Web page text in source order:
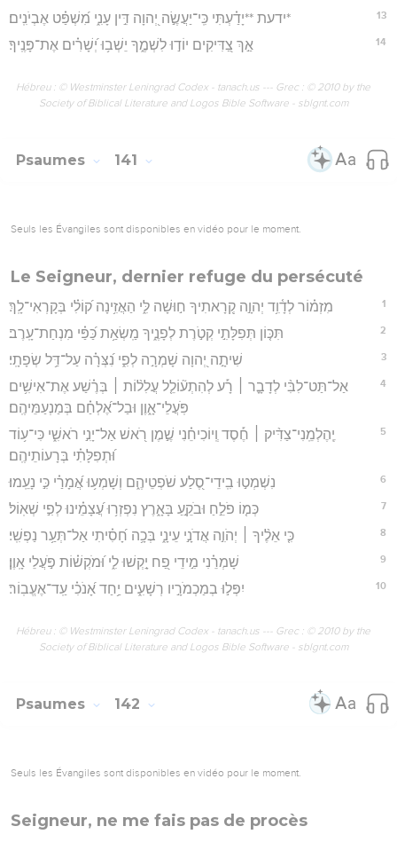
13 *ידעת **יָדַ֗עְתִּי כִּֽי־יַעֲשֶׂ֣ה יְ֭הוָה דִּ֣ין עָנִ֑י מִ֝שְׁפַּ֗ט אֶבְיֹנִֽים׃
14 אַ֣ךְ צַ֭דִּיקִים יוֹד֣וּ לִשְׁמֶ֑ךָ יֵשְׁב֥וּ יְ֝שָׁרִ֗ים אֶת־פָּנֶֽיךָ׃
Hébreu : © Westminster Leningrad Codex - tanach.us --- Grec : © 2010 by the
Society of Biblical Literature and Logos Bible Software - sblgnt.com
Psaumes 141
Seuls les Évangiles sont disponibles en vidéo pour le moment.
Le Seigneur, dernier refuge du persécuté
1 מִזְמ֗וֹר לְדָ֫וִ֥ד יְהוָ֣ה קְ֭רָאתִיךָ ח֣וּשָׁה לִּ֑י הַאֲזִ֥ינָה ק֝וֹלִ֗י בְּקָרְאִי־לָֽךְ׃
2 תִּכּ֤וֹן תְּפִלָּתִ֣י קְטֹ֣רֶת לְפָנֶ֑יךָ מַֽשְׂאַ֥ת כַּ֝פַּ֗י מִנְחַת־עָֽרֶב׃
3 שִׁיתָ֣ה יְ֭הוָה שָׁמְרָ֣ה לְפִ֑י נִ֝צְּרָ֗ה עַל־דַּ֥ל שְׂפָתָֽי׃
4
אַל־תַּט־לִבִּ֨י לְדָבָ֪ר ׀ רָ֡ע לְהִתְע֘וֹלֵ֤ל עֲלִל֨וֹת ׀ בְּרֶ֗שַׁע אֶת־אִישִׁ֥ים
פֹּֽעֲלֵי־אָ֑וֶן וּבַל־אֶ֝לְחַ֗ם בְּמַנְעַמֵּיהֶֽם׃
5
יֶֽהֶלְמֵֽנִי־צַדִּ֨יק ׀ חֶ֡סֶד וְֽיוֹכִיחֵ֗נִי שֶׁ֣מֶן רֹ֭אשׁ אַל־יָנִ֣י רֹאשִׁ֑י כִּי־ע֥וֹד
וּ֝תְפִלָּתִ֗י בְּרָעוֹתֵיהֶֽם׃
6 נִשְׁמְט֣וּ בִֽידֵי־סֶ֭לַע שֹׁפְטֵיהֶ֑ם וְשָׁמְע֥וּ אֲ֝מָרַ֗י כִּ֣י נָעֵֽמוּ׃
7 כְּמ֤וֹ פֹלֵ֣חַ וּבֹקֵ֣עַ בָּאָ֑רֶץ נִפְזְר֥וּ עֲ֝צָמֵ֗ינוּ לְפִ֣י שְׁאֽוֹל׃
8 כִּ֤י אֵלֶ֨יךָ ׀ יְהֹוִ֣ה אֲדֹנָ֣י עֵינָ֑י בְּכָ֥ה חָ֝סִ֗יתִי אַל־תְּעַ֥ר נַפְשִֽׁי׃
9 שָׁמְרֵ֗נִי מִ֣ידֵי פַ֭ח יָ֣קְשׁוּ לִ֑י וּ֝מֹקְשׁ֗וֹת פֹּ֣עֲלֵי אָֽוֶן׃
10 יִפְּל֣וּ בְמַכְמֹרָ֣יו רְשָׁעִ֑ים יַ֥חַד אָ֝נֹכִ֗י עַֽד־אֶעֱבֽוֹר׃
Hébreu : © Westminster Leningrad Codex - tanach.us --- Grec : © 2010 by the
Society of Biblical Literature and Logos Bible Software - sblgnt.com
Psaumes 142
Seuls les Évangiles sont disponibles en vidéo pour le moment.
Seigneur, ne me fais pas de procès